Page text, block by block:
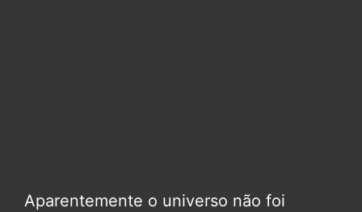
Aparentemente o universo não foi